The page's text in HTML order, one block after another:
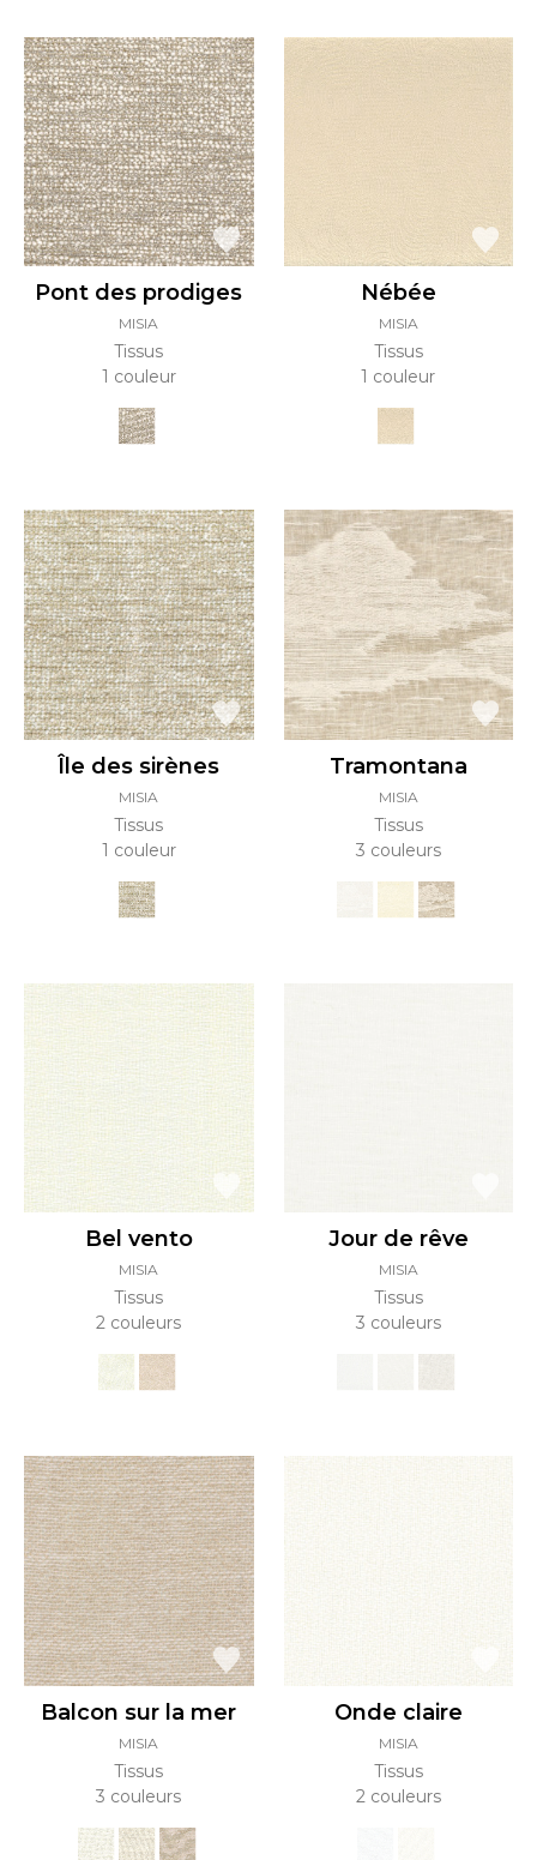
Pont des prodiges
MISIA
Tissus
1 couleur
Nébée
MISIA
Tissus
1 couleur
Île des sirènes
MISIA
Tissus
1 couleur
Tramontana
MISIA
Tissus
3 couleurs
Bel vento
MISIA
Tissus
2 couleurs
Jour de rêve
MISIA
Tissus
3 couleurs
Balcon sur la mer
MISIA
Tissus
3 couleurs
Onde claire
MISIA
Tissus
2 couleurs